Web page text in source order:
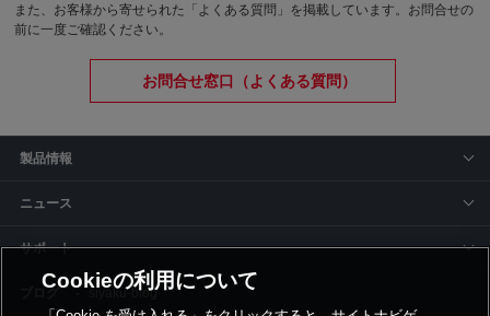
また、お客様から寄せられた「よくある質問」を掲載しています。お問合せの
前に一度ご確認ください。
お問合せ窓口（よくある質問）
製品情報
ニュース
サポート
siyaku-blog
Cookieの利用について